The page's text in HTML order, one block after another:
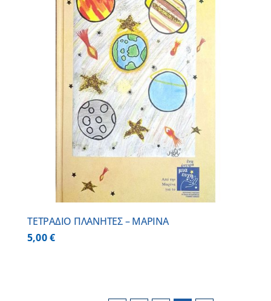
ΤΕΤΡΑΔΙΟ ΠΛΑΝΗΤΕΣ – ΜΑΡΙΝΑ
5,00€